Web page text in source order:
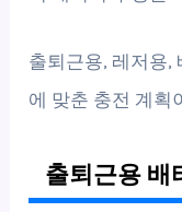
출퇴근용, 레저용,
에 맞춘 충전 계획
출퇴근용 배